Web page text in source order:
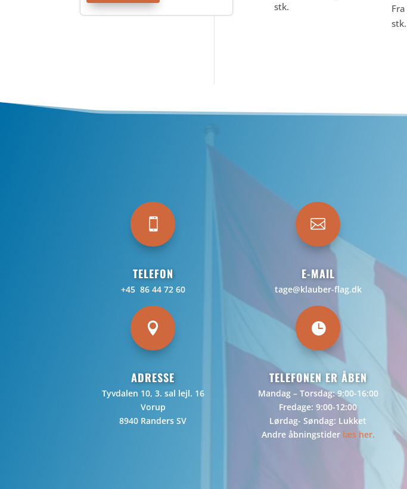
stk.
Fra
stk.
TELEFON
+45 86 44 72 60

ADRESSE
Tyvdalen 10, 3. sal lejl. 16
Vorup
8940 Randers SV

E-MAIL
tage@klauber-flag.dk

TELEFONEN ER ÅBEN
Mandag – Torsdag: 9:00-16:00
Fredage: 9:00-12:00
Lørdag- Søndag: Lukket
Andre åbningstider læs her.